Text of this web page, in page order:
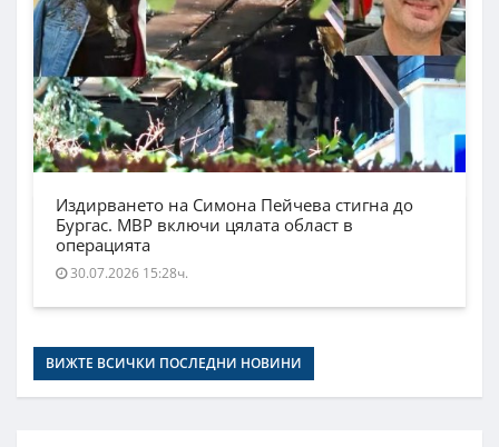
Издирването на Симона Пейчева стигна до
Бургас. МВР включи цялата област в
операцията
30.07.2026 15:28ч.
ВИЖТЕ ВСИЧКИ ПОСЛЕДНИ НОВИНИ